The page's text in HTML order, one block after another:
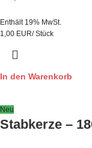
Enthält 19% MwSt.
1,00 EUR/ Stück
In den Warenkorb
Neu
Stabkerze –